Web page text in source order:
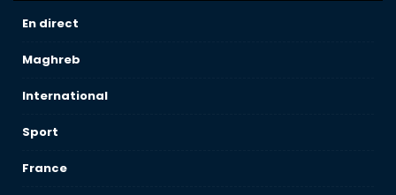
En direct
Maghreb
International
Sport
France